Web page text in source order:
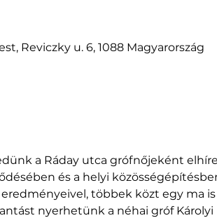
Reviczky u. 6, 1088 Magyarország
a Ráday utca grófnőjeként
és a helyi
többek közt egy ma
nyerhetünk a néhai gróf